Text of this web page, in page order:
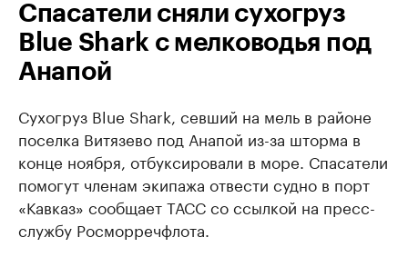
Спасатели сняли сухогруз
Blue Shark с мелководья под
Анапой
Сухогруз Blue Shark, севший на мель в районе
поселка Витязево под Анапой из-за шторма в
конце ноября, отбуксировали в море. Спасатели
помогут членам экипажа отвести судно в порт
«Кавказ» сообщает ТАСС со ссылкой на пресс-
службу Росморречфлота.